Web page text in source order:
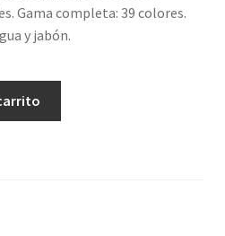
Gama completa: 39 colores.
y jabón.